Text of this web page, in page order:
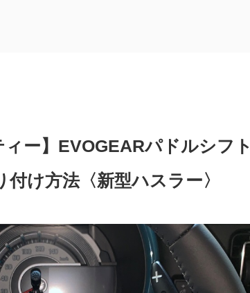
ィー】EVOGEARパドルシフト
け方法〈新型ハスラー〉